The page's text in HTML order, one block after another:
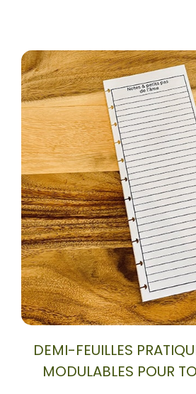
DEMI-FEUILLES
MODULABLES POUR